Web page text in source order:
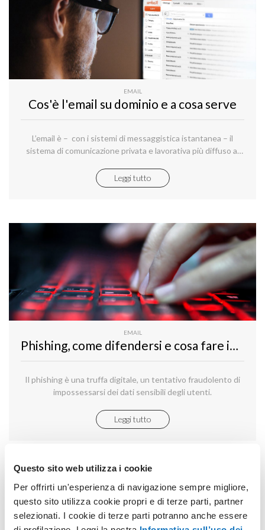
Questo sito web utilizza i cookie
Per offrirti un'esperienza di navigazione sempre migliore,
questo sito utilizza cookie propri e di terze parti, partner
selezionati. I cookie di terze parti potranno anche essere
EMAIL
Cos'è l'email su dominio e a cosa serve
L’email è – con i sistemi di messaggistica istantanea – il
sistema di comunicazione privata e lavorativa più diffuso al
Leggi tutto
EMAIL
Phishing, come difendersi e cosa fare in caso di attacchi
Il phishing è una truffa digitale, un tentativo fraudolento di
impossessarsi dei dati sensibili degli utenti.
Leggi tutto